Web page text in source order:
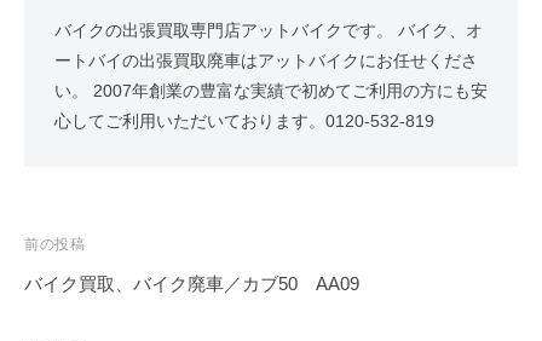
バイクの出張買取専門店アットバイクです。 バイク、オ
ートバイの出張買取廃車はアットバイクにお任せくださ
い。 2007年創業の豊富な実績で初めてご利用の方にも安
心してご利用いただいております。0120-532-819
前の投稿
バイク買取、バイク廃車／カブ50 AA09